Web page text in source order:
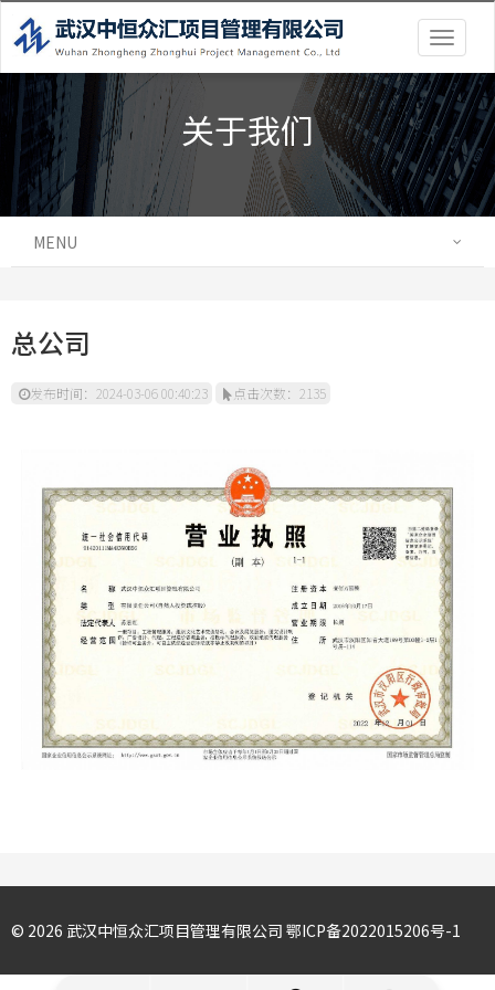
关于我们
MENU
总公司
发布时间：2024-03-06 00:40:23 点击次数：2135
©️ 2026 武汉中恒众汇项目管理有限公司 鄂ICP备2022015206号-1